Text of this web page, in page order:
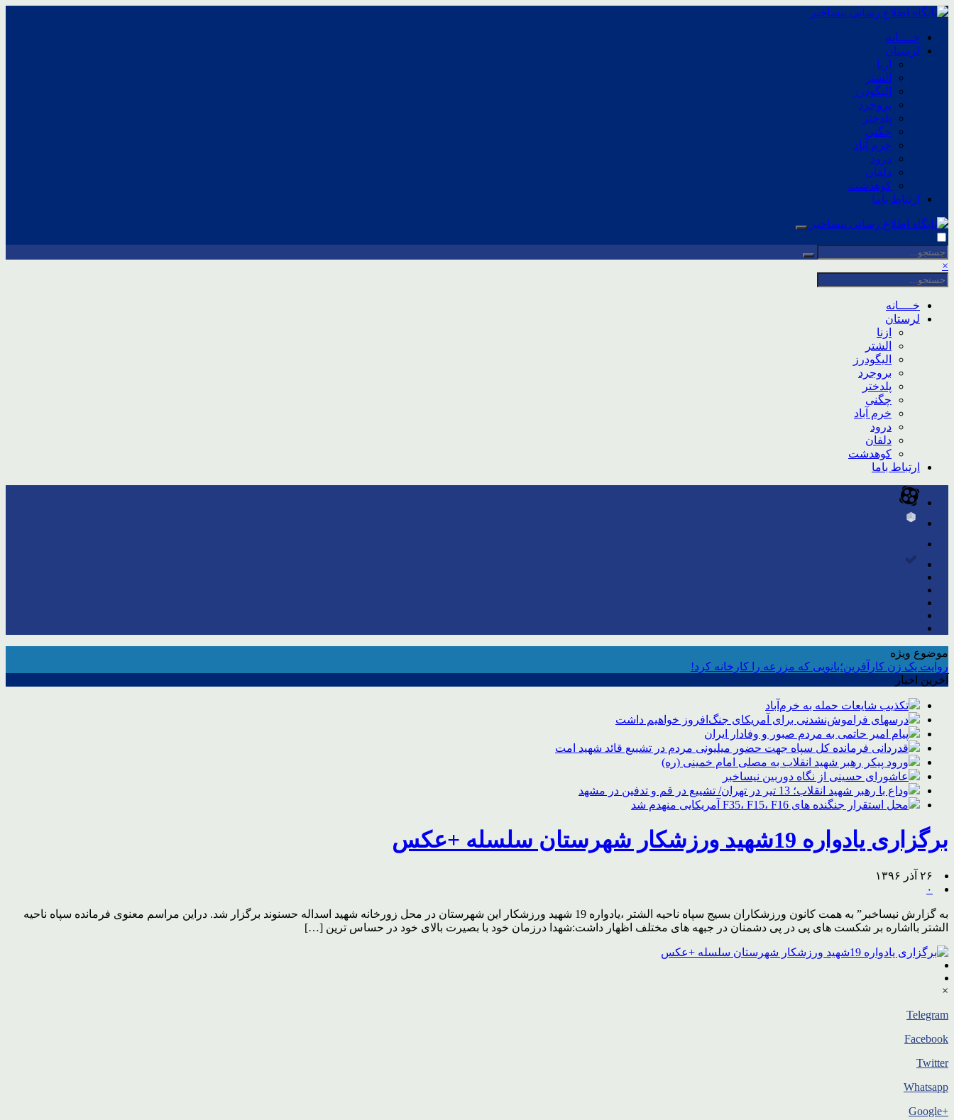
خــــانه
لرستان
ازنا
الشتر
الیگودرز
بروجرد
پلدختر
چگنی
خرم آباد
درود
دلفان
کوهدشت
ارتباط باما
×
خــــانه
لرستان
ازنا
الشتر
الیگودرز
بروجرد
پلدختر
چگنی
خرم آباد
درود
دلفان
کوهدشت
ارتباط باما
موضوع ویژه
روایت یک زن کارآفرین؛بانویی که مزرعه را کارخانه کرد!
آخرین اخبار
تکذیب شایعات حمله به خرم‌آباد
درسهای فراموش‌نشدنی برای آمریکای جنگ‌افروز خواهیم داشت
پیام امیر حاتمی به مردم صبور و وفادار ایران
قدردانی فرمانده کل سپاه جهت حضور میلیونی مردم در تشییع قائد شهید امت
ورود پیکر رهبر شهید انقلاب به مصلی امام خمینی (ره)
عاشورای حسینی از نگاه دوربین نیساخبر
وداع با رهبر شهید انقلاب؛ 13 تیر در تهران/ تشییع در قم و تدفین در مشهد
محل استقرار جنگنده های F35، F15، F16 آمریکایی منهدم شد
برگزاری یادواره 19شهید ورزشکار شهرستان سلسله +عکس
۲۶ آذر ۱۳۹۶
۰
به گزارش نیساخبر” به همت کانون ورزشکاران بسیج سپاه ناحیه الشتر ،یادواره 19 شهید ورزشکار این شهرستان در محل زورخانه شهید اسداله حسنوند برگزار شد. دراین مراسم معنوی فرمانده سپاه ناحیه
الشتر بااشاره بر شکست های پی در پی دشمنان در جبهه های مختلف اظهار داشت:شهدا درزمان خود با بصیرت بالای خود در حساس ترین […]
×
Telegram
Facebook
Twitter
Whatsapp
+Google